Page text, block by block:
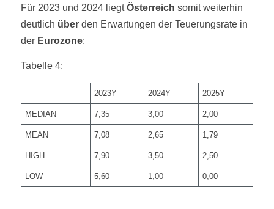
Für 2023 und 2024 liegtÖsterreich somit weiterhin
deutlich überden Erwartungen der Teuerungsrate in
der Eurozone:
Tabelle 4:
2023Y 2024Y 2025Y
MEDIAN 7,35 3,00 2,00
MEAN 7,08 2,65 1,79
HIGH 7,90 3,50 2,50
LOW 5,60 1,00 0,00